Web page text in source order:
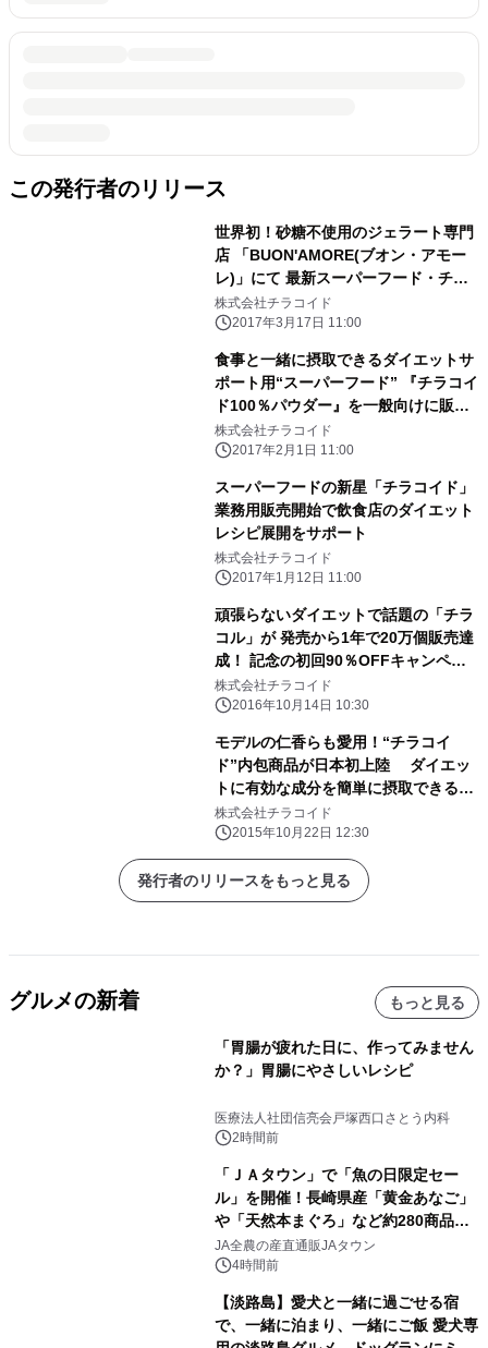
この発行者のリリース
世界初！砂糖不使用のジェラート専門
店 「BUON'AMORE(ブオン・アモー
レ)」にて 最新スーパーフード・チラ
コイドジェラートの販売を開始！
株式会社チラコイド
2017年3月17日 11:00
食事と一緒に摂取できるダイエットサ
ポート用“スーパーフード” 『チラコイ
ド100％パウダー』を一般向けに販売
開始！
株式会社チラコイド
2017年2月1日 11:00
スーパーフードの新星「チラコイド」
業務用販売開始で飲食店のダイエット
レシピ展開をサポート
株式会社チラコイド
2017年1月12日 11:00
頑張らないダイエットで話題の「チラ
コル」が 発売から1年で20万個販売達
成！ 記念の初回90％OFFキャンペー
ンを開始！
株式会社チラコイド
2016年10月14日 10:30
モデルの仁香らも愛用！“チラコイ
ド”内包商品が日本初上陸 ダイエッ
トに有効な成分を簡単に摂取できる
「チラコル」を10月22日に発売
株式会社チラコイド
2015年10月22日 12:30
発行者のリリースをもっと見る
グルメの新着 もっと見る
「胃腸が疲れた日に、作ってみません
か？」胃腸にやさしいレシピ
医療法人社団信亮会戸塚西口さとう内科
2時間前
「ＪＡタウン」で「魚の日限定セー
ル」を開催！長崎県産「黄金あなご」
や「天然本まぐろ」など約280商品を
販売！～毎月１０日の定例企画～
JA全農の産直通販JAタウン
4時間前
【淡路島】愛犬と一緒に過ごせる宿
で、一緒に泊まり、一緒にご飯 愛犬専